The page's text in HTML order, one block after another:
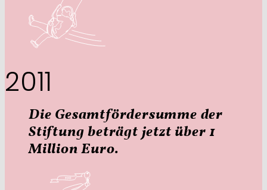
2011
Die Gesamtfördersumme der
Stiftung beträgt jetzt über 1
Million Euro.